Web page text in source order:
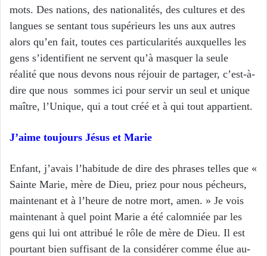
mots. Des nations, des nationalités, des cultures et des
langues se sentant tous supérieurs les uns aux autres
alors qu’en fait, toutes ces particularités auxquelles les
gens s’identifient ne servent qu’à masquer la seule
réalité que nous devons nous réjouir de partager, c’est-à-
dire que nous sommes ici pour servir un seul et unique
maître, l’Unique, qui a tout créé et à qui tout appartient.
J’aime toujours Jésus et Marie
Enfant, j’avais l’habitude de dire des phrases telles que «
Sainte Marie, mère de Dieu, priez pour nous pécheurs,
maintenant et à l’heure de notre mort, amen. » Je vois
maintenant à quel point Marie a été calomniée par les
gens qui lui ont attribué le rôle de mère de Dieu. Il est
pourtant bien suffisant de la considérer comme élue au-